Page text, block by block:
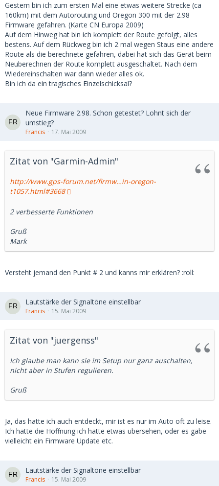
Gestern bin ich zum ersten Mal eine etwas weitere Strecke (ca
160km) mit dem Autorouting und Oregon 300 mit der 2.98
Firmware gefahren. (Karte CN Europa 2009)
Auf dem Hinweg hat bin ich komplett der Route gefolgt, alles
bestens. Auf dem Rückweg bin ich 2 mal wegen Staus eine andere
Route als die berechnete gefahren, dabei hat sich das Gerät beim
Neuberechnen der Route komplett ausgeschaltet. Nach dem
Wiedereinschalten war dann wieder alles ok.
Bin ich da ein tragisches Einzelschicksal?
Neue Firmware 2.98. Schon getestet? Lohnt sich der
umstieg?
Francis 17. Mai 2009
Zitat von "Garmin-Admin"
http://www.gps-forum.net/firmw…in-oregon-
t1057.html#3668
2 verbesserte Funktionen
Gruß
Mark
Versteht jemand den Punkt # 2 und kanns mir erklären? :roll:
Lautstärke der Signaltöne einstellbar
Francis 15. Mai 2009
Zitat von "juergenss"
Ich glaube man kann sie im Setup nur ganz auschalten,
nicht aber in Stufen regulieren.
Gruß
Ja, das hatte ich auch entdeckt, mir ist es nur im Auto oft zu leise.
Ich hatte die Hoffnung ich hätte etwas übersehen, oder es gäbe
vielleicht ein Firmware Update etc.
Lautstärke der Signaltöne einstellbar
Francis 15. Mai 2009